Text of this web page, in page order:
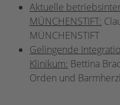
Aktuelle
MÜNCHENSTIFT:
MÜNCHENSTIFT
Gelingende
Klinikum: Bettina
Orden und